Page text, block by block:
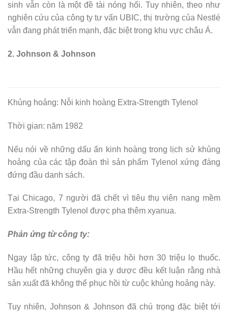
sinh vẫn còn là một đề tài nóng hổi. Tuy nhiên, theo như
nghiên cứu của công ty tư vấn UBIC, thị trường của Nestlé
vẫn đang phát triển mạnh, đặc biệt trong khu vực châu Á.
2. Johnson & Johnson
Khủng hoảng: Nỗi kinh hoàng Extra-Strength Tylenol
Thời gian: năm 1982
Nếu nói về những dấu ấn kinh hoàng trong lịch sử khủng
hoảng của các tập đoàn thì sản phẩm Tylenol xứng đáng
đứng đầu danh sách.
Tại Chicago, 7 người đã chết vì tiêu thụ viên nang mềm
Extra-Strength Tylenol được pha thêm xyanua.
Phản ứng từ công ty:
Ngay lập tức, công ty đã triệu hồi hơn 30 triệu lọ thuốc.
Hầu hết những chuyên gia y dược đều kết luận rằng nhà
sản xuất đã không thể phục hồi từ cuộc khủng hoảng này.
Tuy nhiên, Johnson & Johnson đã chú trọng đặc biệt tới